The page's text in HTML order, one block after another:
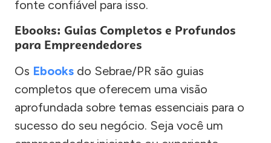
fonte confiável para isso.
Ebooks: Guias Completos e Profundos
para Empreendedores
Os Ebooks do Sebrae/PR são guias
completos que oferecem uma visão
aprofundada sobre temas essenciais para o
sucesso do seu negócio. Seja você um